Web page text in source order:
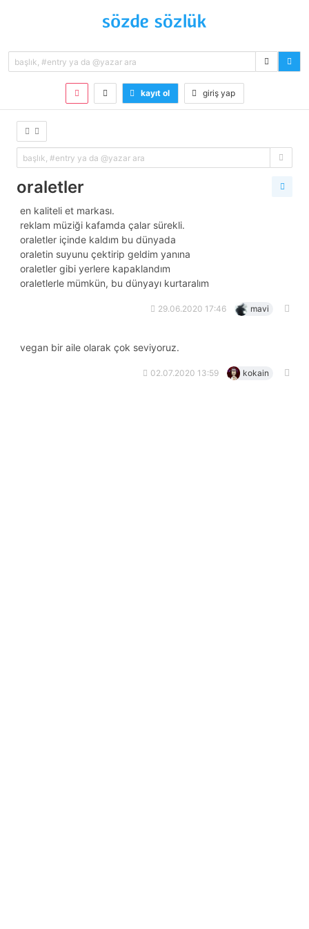
kayıt ol giriş yap
oraletler
en kaliteli et markası.
reklam müziği kafamda çalar sürekli.
oraletler içinde kaldım bu dünyada
oraletin suyunu çektirip geldim yanına
oraletler gibi yerlere kapaklandım
oraletlerle mümkün, bu dünyayı kurtaralım
29.06.2020 17:46 mavi
vegan bir aile olarak çok seviyoruz.
02.07.2020 13:59 kokain